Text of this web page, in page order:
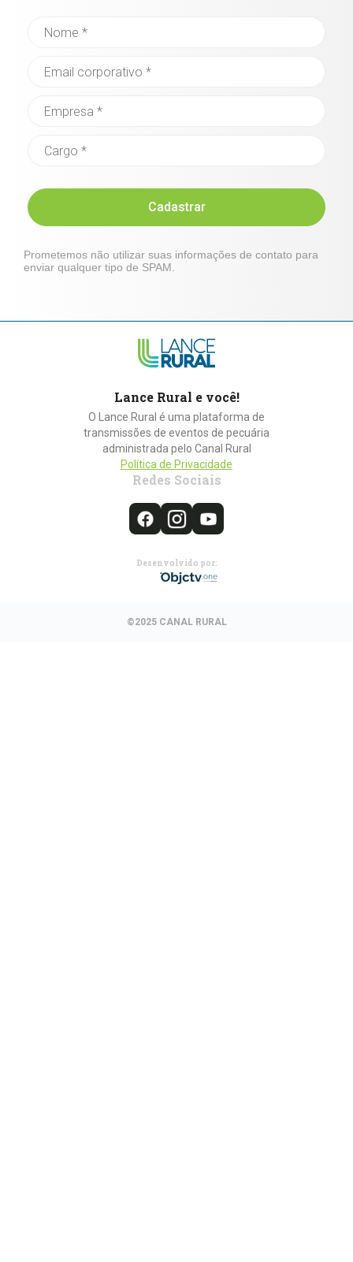
Cadastrar
Prometemos não utilizar suas informações de contato para
enviar qualquer tipo de SPAM.
Lance Rural e você!
O Lance Rural é uma plataforma de
transmissões de eventos de pecuária
administrada pelo Canal Rural
Política de Privacidade
Redes Sociais
Desenvolvido por:
©2025 CANAL RURAL